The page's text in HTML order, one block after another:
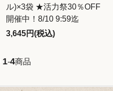
ル)×3袋 ★活力祭30％OFF
開催中！8/10 9:59迄
3,645円(税込)
1-4商品